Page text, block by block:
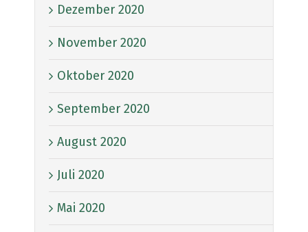
Dezember 2020
November 2020
Oktober 2020
September 2020
August 2020
Juli 2020
Mai 2020